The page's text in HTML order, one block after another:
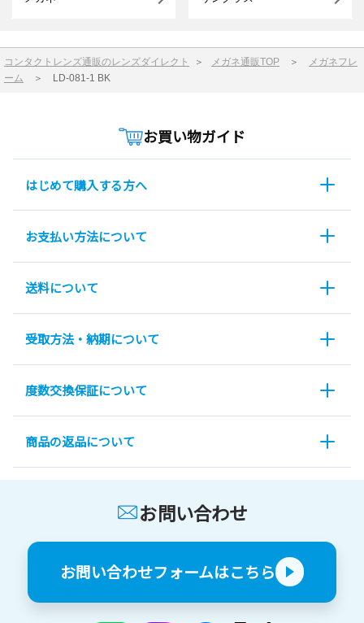
コンタクトレンズ通販のレンズダイレクト ＞ メガネ通販TOP ＞
メガネフレ
ーム
＞ LD-081-1 BK
お買い物ガイド
はじめて購入する方へ
お支払い方法について
送料について
受取方法・納期について
度数交換保証について
商品の返品について
お問い合わせ
お問い合わせフォームはこちら